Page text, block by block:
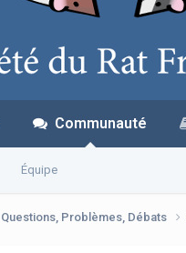
Communauté
Équipe
Questions, Problèmes, Débats